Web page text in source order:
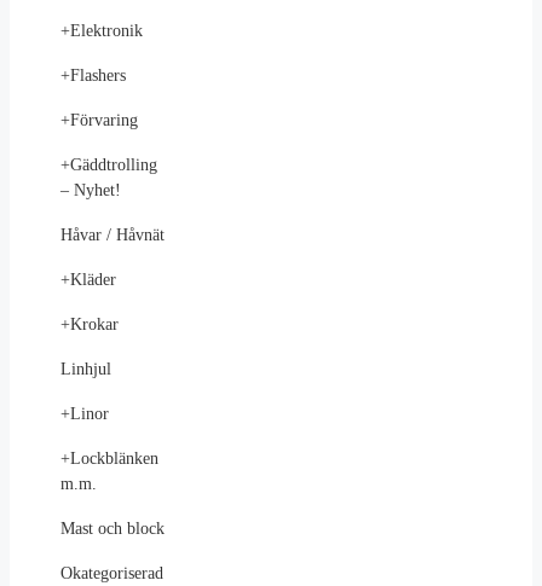
+Elektronik
+Flashers
+Förvaring
+Gäddtrolling
– Nyhet!
Håvar / Håvnät
+Kläder
+Krokar
Linhjul
+Linor
+Lockblänken
m.m.
Mast och block
Okategoriserad